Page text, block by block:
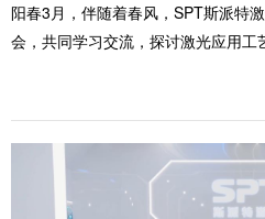
阳春3月，伴随着春风，SPT斯派特
会，共同学习交流，探讨激光应用工